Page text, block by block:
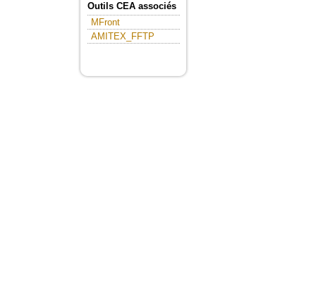
Outils CEA associés
MFront
AMITEX_FFTP